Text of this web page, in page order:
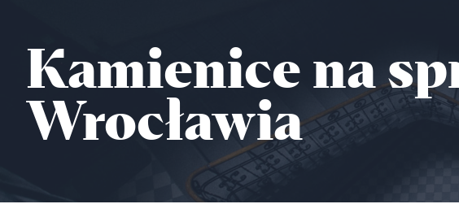
Kamienice na
Wrocławia